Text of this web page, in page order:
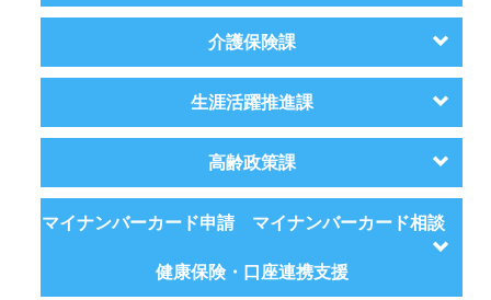
介護保険課
生涯活躍推進課
高齢政策課
マイナンバーカード申請 マイナンバーカード相談
健康保険・口座連携支援